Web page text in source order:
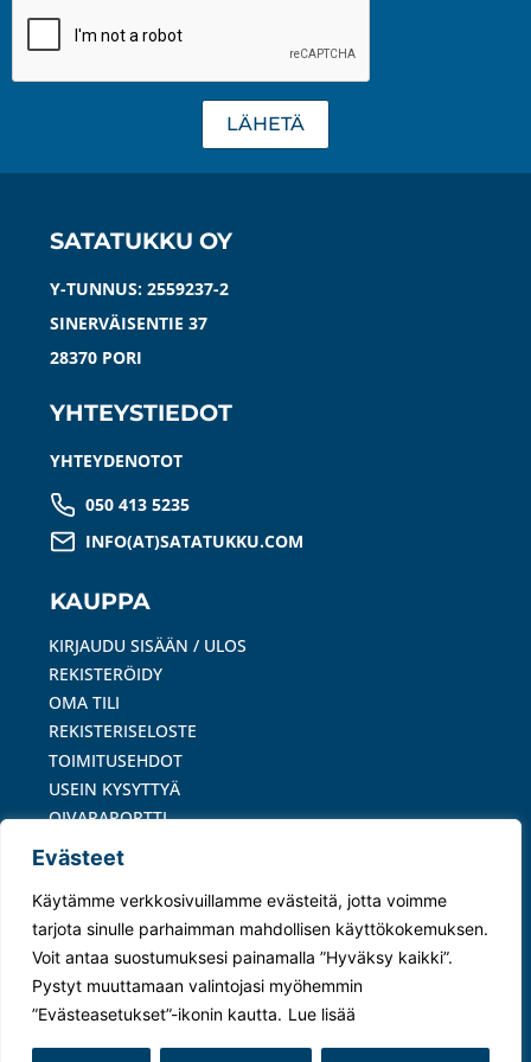
Evästeet
Käytämme verkkosivuillamme evästeitä, jotta voimme
tarjota sinulle parhaimman mahdollisen käyttökokemuksen.
Voit antaa suostumuksesi painamalla ”Hyväksy kaikki”.
Pystyt muuttamaan valintojasi myöhemmin
”Evästeasetukset”-ikonin kautta. Lue lisää
LÄHETÄ
SATATUKKU OY
Y-TUNNUS: 2559237-2
SINERVÄISENTIE 37
28370 PORI
YHTEYSTIEDOT
YHTEYDENOTOT
050 413 5235
INFO(AT)SATATUKKU.COM
KAUPPA
KIRJAUDU SISÄÄN / ULOS
REKISTERÖIDY
OMA TILI
REKISTERISELOSTE
TOIMITUSEHDOT
USEIN KYSYTTYÄ
OIVARAPORTTI
MAKSUTAVAT
© 2024 Satatukku Oy –Tietosuojaseloste